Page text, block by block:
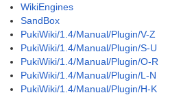
WikiEngines
SandBox
PukiWiki/1.4/Manual/Plugin/V-Z
PukiWiki/1.4/Manual/Plugin/S-U
PukiWiki/1.4/Manual/Plugin/O-R
PukiWiki/1.4/Manual/Plugin/L-N
PukiWiki/1.4/Manual/Plugin/H-K